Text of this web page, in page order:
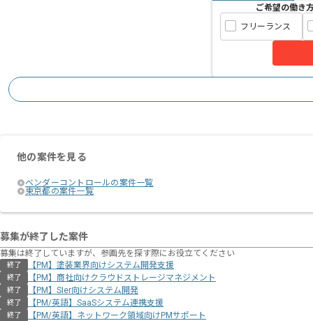
ご希望の働き
フリーランス
他の案件を見る
ベンダーコントロールの案件一覧
東京都の案件一覧
募集が終了した案件
募集は終了していますが、参画先を探す際にお役立てください
終了 【PM】塗装業界向けシステム開発支援
終了 【PM】商社向けクラウドストレージマネジメント
終了 【PM】SIer向けシステム開発
終了 【PM/英語】SaaSシステム連携支援
終了 【PM/英語】ネットワーク領域向けPMサポート